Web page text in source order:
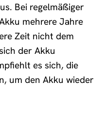
Bei regelmäßiger
mehrere Jahre
Zeit nicht dem
der Akku
es sich, die
um den Akku wieder